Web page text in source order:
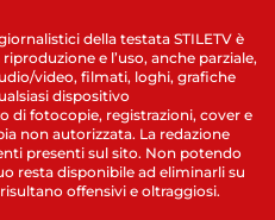
della testata STILETV è
e l’uso, anche parziale,
video, filmati, loghi, grafiche
dispositivo
di fotocopie, registrazioni, cover e
non autorizzata. La redazione
presenti sul sito. Non potendo
resta disponibile ad eliminarli su
offensivi e oltraggiosi.